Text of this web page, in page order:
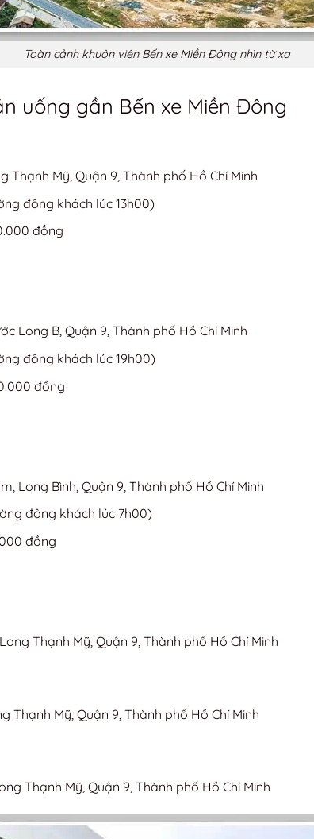
Toàn cảnh khuôn viên Bến xe Miền Đông nhìn từ xa
uống gần Bến xe Miền Đông
Thạnh Mỹ, Quận 9, Thành phố Hồ Chí Minh
đông khách lúc 13h00)
đồng
Long B, Quận 9, Thành phố Hồ Chí Minh
đông khách lúc 19h00)
đồng
Long Bình, Quận 9, Thành phố Hồ Chí Minh
đông khách lúc 7h00)
đồng
Thạnh Mỹ, Quận 9, Thành phố Hồ Chí Minh
Thạnh Mỹ, Quận 9, Thành phố Hồ Chí Minh
Thạnh Mỹ, Quận 9, Thành phố Hồ Chí Minh